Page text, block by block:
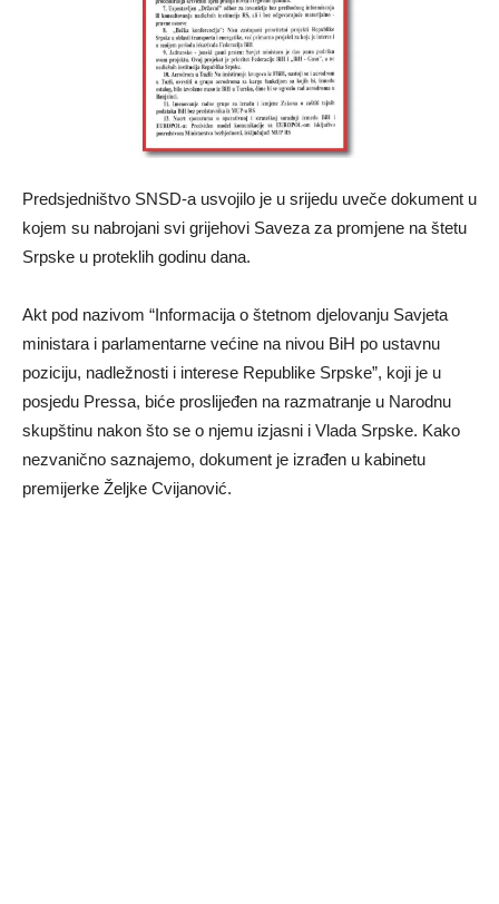
Predsjedništvo SNSD-a usvojilo je u srijedu uveče dokument u
kojem su nabrojani svi grijehovi Saveza za promjene na štetu
Srpske u proteklih godinu dana.
Akt pod nazivom “Informacija o štetnom djelovanju Savjeta
ministara i parlamentarne većine na nivou BiH po ustavnu
poziciju, nadležnosti i interese Republike Srpske”, koji je u
posjedu Pressa, biće proslijeđen na razmatranje u Narodnu
skupštinu nakon što se o njemu izjasni i Vlada Srpske. Kako
nezvanično saznajemo, dokument je izrađen u kabinetu
premijerke Željke Cvijanović.